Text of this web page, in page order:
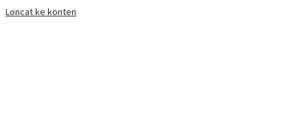
Loncat ke konten